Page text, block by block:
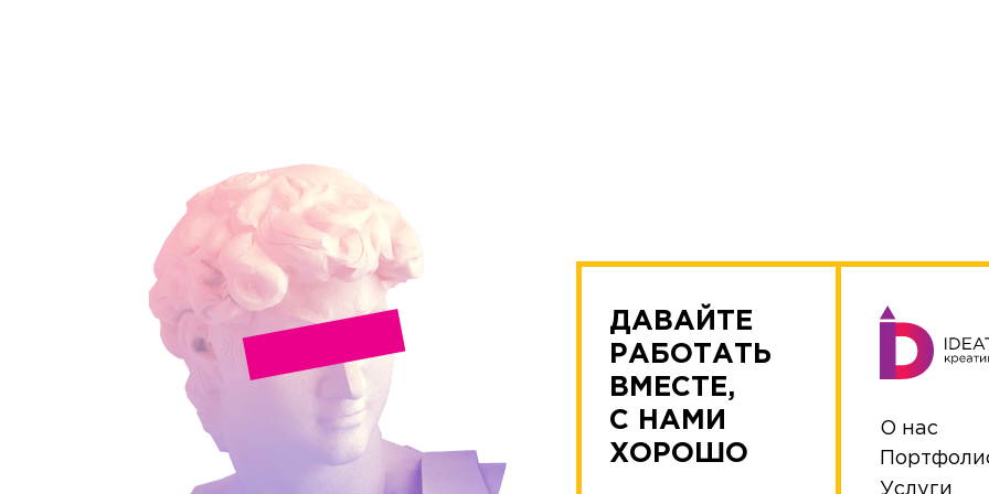
О нас
Услуги
ДАВАЙТЕ
РАБОТАТЬ
ВМЕСТЕ,
С НАМИ
ХОРОШО